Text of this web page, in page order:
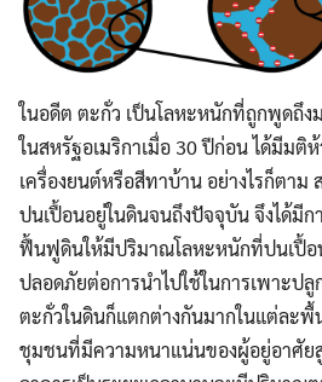
ในอดีต ตะกั่ว เป็นโลหะหนักที่ถูกพูดถึง
ในสหรัฐอเมริกาเมื่อ 30 ปีก่อน ได้มีมติ
เครื่องยนต์หรือสีทาบ้าน อย่างไรก็ตาม
ปนเปื้อนอยู่ในดินจนถึงปัจจุบัน จึงได้มี
ฟื้นฟูดินให้มีปริมาณโลหะหนักที่ปนเปื้อ
ปลอดภัยต่อการนำไปใช้ในการเพาะป
ตะกั่วในดินก็แตกต่างกันมากในแต่ละพื้
ชุมชนที่มีความหนาแน่นของผู้อยู่อาศัย